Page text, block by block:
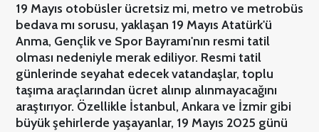
19 Mayıs otobüsler ücretsiz mi, metro ve metrobüs
bedava mı sorusu, yaklaşan 19 Mayıs Atatürk'ü
Anma, Gençlik ve Spor Bayramı'nın resmi tatil
olması nedeniyle merak ediliyor. Resmi tatil
günlerinde seyahat edecek vatandaşlar, toplu
taşıma araçlarından ücret alınıp alınmayacağını
araştırıyor. Özellikle İstanbul, Ankara ve İzmir gibi
büyük şehirlerde yaşayanlar, 19 Mayıs 2025 günü